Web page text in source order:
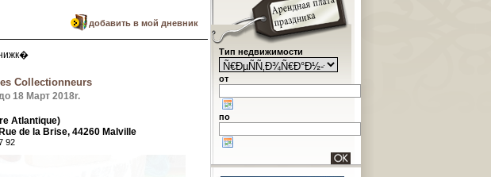
добавить в мой дневник
Collectionneurs
18 Март 2018r.
Atlantique)
de la Brise, 44260 Malville
92
Тип недвижимости
от
по